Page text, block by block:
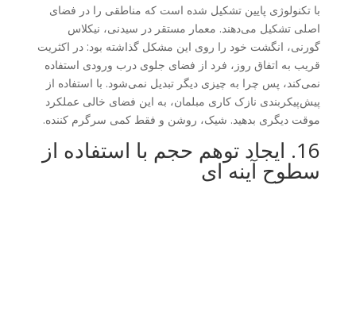
با تکنولوژی پایین تشکیل شده است که مناطقی را در فضای
اصلی تشکیل می‌دهند. معمار مستقر در سیدنی، نیکلاس
گورنی، انگشت خود را روی این مشکل گذاشته بود: در اکثریت
قریب به اتفاق روز، فرد از فضای جلوی درب ورودی استفاده
نمی‌کند، پس چرا به چیزی دیگر تبدیل نمی‌شود. با استفاده از
پیش‌پیکربندی نازک کاری مبلمان، به این فضای خالی عملکرد
موقت دیگری بدهید. شیک، روشن و فقط کمی سرگرم کننده.
16. ایجاد توهم حجم با استفاده از
سطوح آینه ای